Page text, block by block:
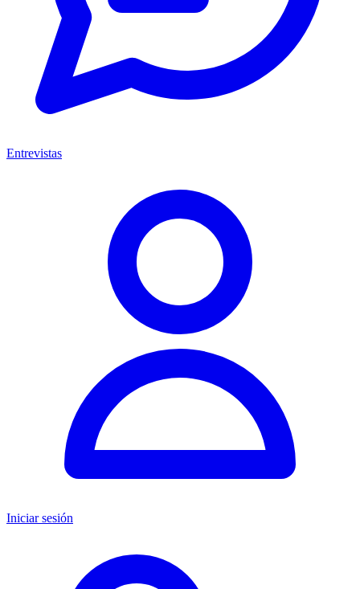
Entrevistas
Iniciar sesión